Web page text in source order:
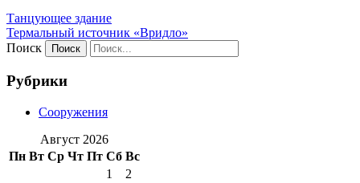
Танцующее здание
Термальный источник «Вридло»
Поиск
Рубрики
Сооружения
Август 2026
Пн Вт Ср Чт Пт Сб Вс
1
2